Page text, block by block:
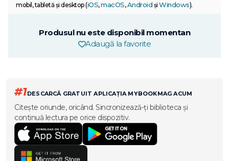
mobil, tabletă și desktop (iOS,macOS,Android și Windows).
Produsul nu este disponibil momentan
Adaugă la favorite
#1DESCARCĂ GRATUIT APLICAȚIA MYBOOKMAG ACUM
Citește oriunde, oricând. Sincronizează-ți biblioteca și
continuă lectura pe orice dispozitiv.